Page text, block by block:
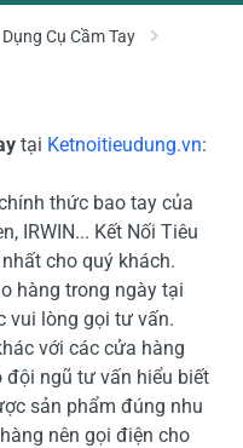
Dụng Cụ Cầm Tay
tại Ketnoitieudung.vn:
thức bao tay của
IRWIN... Kết Nối Tiêu
cho quý khách.
hàng trong ngày tại
vui lòng gọi tư vấn.
với các cửa hàng
đội ngũ tư vấn hiểu biết
sản phẩm đúng nhu
nên gọi điện cho